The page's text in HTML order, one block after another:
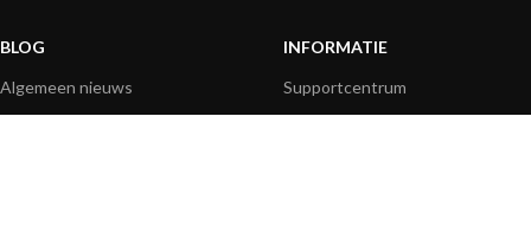
BLOG
Algemeen nieuws
INFORMATIE
Supportcentrum